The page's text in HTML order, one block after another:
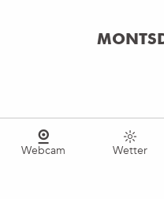
Webcam Wetter